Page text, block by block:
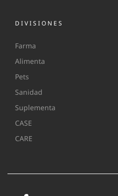
DIVISIONES
Farma
Alimenta
Pets
Sanidad
Suplementa
CASE
CARE